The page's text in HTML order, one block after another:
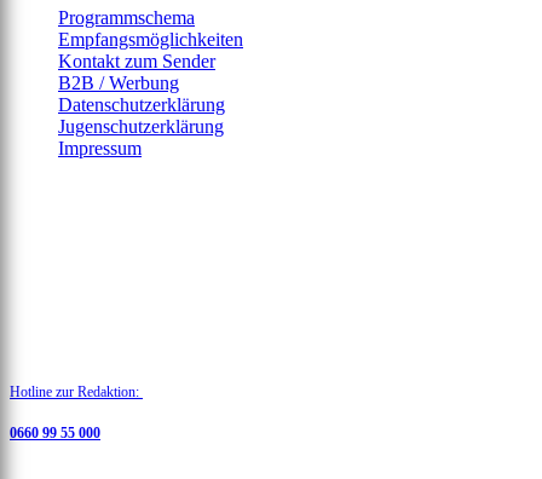
Programmschema
Empfangsmöglichkeiten
Kontakt zum Sender
B2B / Werbung
Datenschutzerklärung
Jugenschutzerklärung
Impressum
Hotline zur Redaktion:
0660 99 55 000